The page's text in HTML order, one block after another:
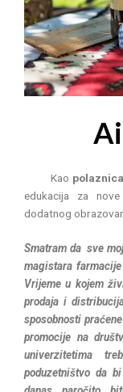
Kao
edukacija za
dodatnog
Smatram da sve
magistara
Vrijeme u kojem
prodaja i
sposobnosti
promocije na
univerzitetima
poduzetništvo da